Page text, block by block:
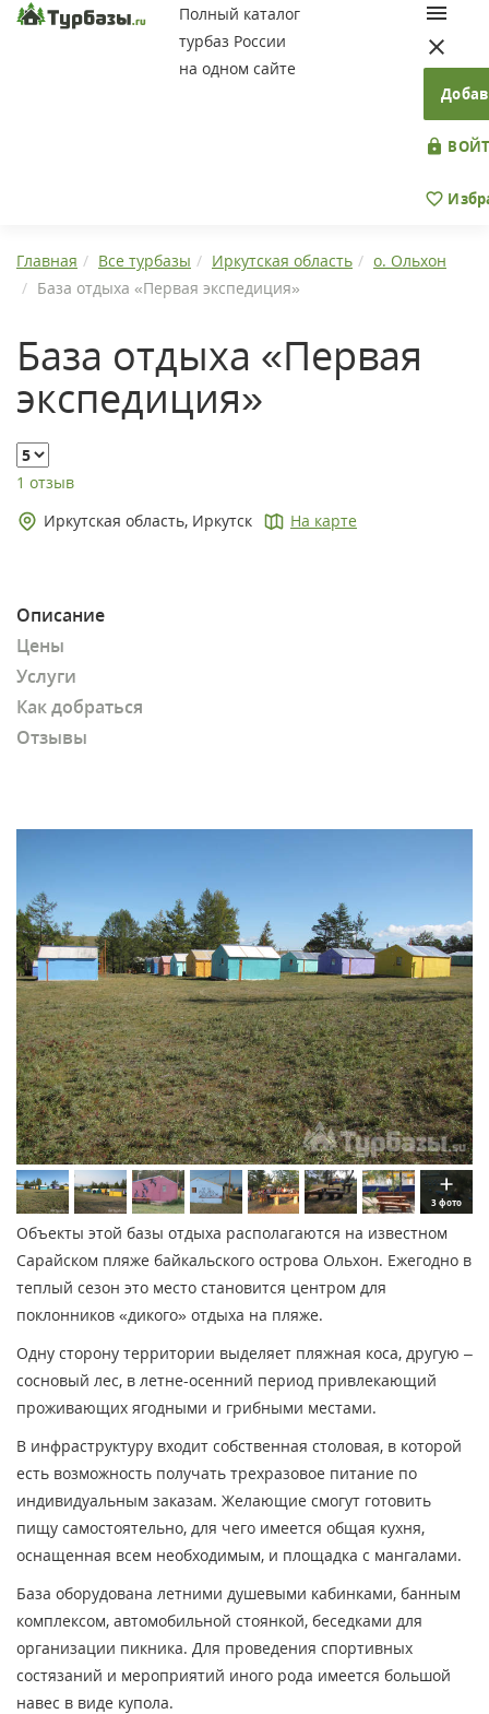
Полный каталог
турбаз России
на одном сайте
Главная Все турбазы Иркутская область
о. Ольхон
База отдыха «Первая экспедиция»
База отдыха «Первая
экспедиция»
1 отзыв
Иркутская область, Иркутск
На карте
Описание
Цены
Услуги
Как добраться
Отзывы
3 фото
Объекты этой базы отдыха располагаются на известном
Сарайском пляже байкальского острова Ольхон. Ежегодно в
теплый сезон это место становится центром для
поклонников «дикого» отдыха на пляже.
Одну сторону территории выделяет пляжная коса, другую –
сосновый лес, в летне-осенний период привлекающий
проживающих ягодными и грибными местами.
В инфраструктуру входит собственная столовая, в которой
есть возможность получать трехразовое питание по
индивидуальным заказам. Желающие смогут готовить
пищу самостоятельно, для чего имеется общая кухня,
оснащенная всем необходимым, и площадка с мангалами.
База оборудована летними душевыми кабинками, банным
комплексом, автомобильной стоянкой, беседками для
организации пикника. Для проведения спортивных
состязаний и мероприятий иного рода имеется большой
навес в виде купола.